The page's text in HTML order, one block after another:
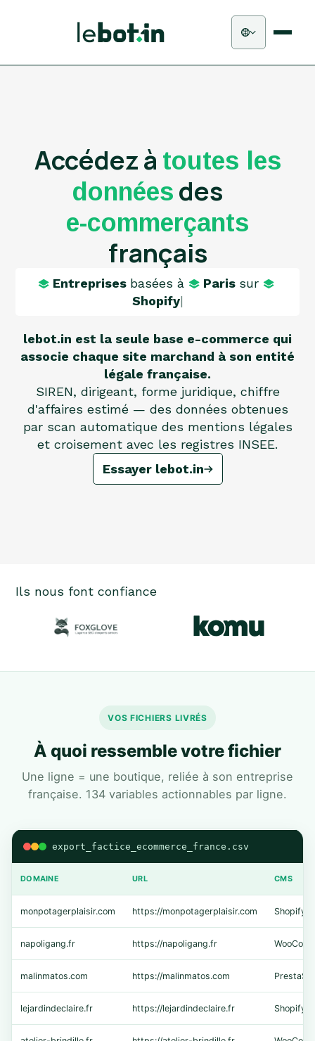
Accédez à toutes les
données des
e-commerçants
français
Entreprises basées à Paris sur
Shopify|
lebot.in est la seule base e-commerce qui
associe chaque site marchand à son entité
légale française.
SIREN, dirigeant, forme juridique, chiffre
d'affaires estimé — des données obtenues
par scan automatique des mentions légales
et croisement avec les registres INSEE.
Essayer lebot.in
Ils nous font confiance
VOS FICHIERS LIVRÉS
À quoi ressemble votre fichier
Une ligne = une boutique, reliée à son entreprise
française. 134 variables actionnables par ligne.
export_factice_ecommerce_france.csv
DOMAINE URL CMS
monpotagerplaisir.com https://monpotagerplaisir.com Shopify
napoligang.fr https://napoligang.fr
malinmatos.com https://malinmatos.com
lejardindeclaire.fr https://lejardindeclaire.fr Shopify